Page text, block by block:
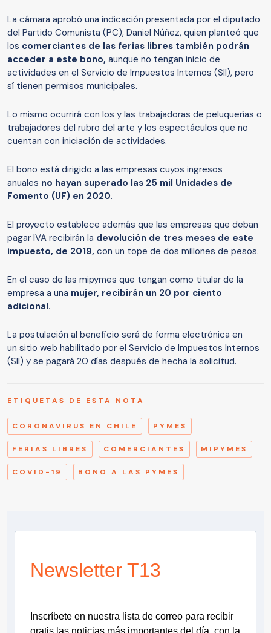
La cámara aprobó una indicación presentada por el diputado
del Partido Comunista (PC), Daniel Núñez, quien planteó que
los comerciantes de las ferias libres también podrán
acceder a este bono, aunque no tengan inicio de
actividades en el Servicio de Impuestos Internos (SII), pero
sí tienen permisos municipales.
Lo mismo ocurrirá con los y las trabajadoras de peluquerías o
trabajadores del rubro del arte y los espectáculos que no
cuentan con iniciación de actividades.
El bono está dirigido a las empresas cuyos ingresos
anuales no hayan superado las 25 mil Unidades de
Fomento (UF) en 2020.
El proyecto establece además que las empresas que deban
pagar IVA recibirán la devolución de tres meses de este
impuesto, de 2019, con un tope de dos millones de pesos.
En el caso de las mipymes que tengan como titular de la
empresa a una mujer, recibirán un 20 por ciento
adicional.
La postulación al beneficio será de forma electrónica en
un sitio web habilitado por el Servicio de Impuestos Internos
(SII) y se pagará 20 días después de hecha la solicitud.
ETIQUETAS DE ESTA NOTA
CORONAVIRUS EN CHILE PYMES
FERIAS LIBRES COMERCIANTES MIPYMES
COVID-19 BONO A LAS PYMES
Newsletter T13
Inscríbete en nuestra lista de correo para recibir